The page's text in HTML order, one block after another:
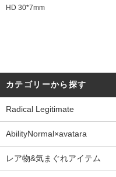
HD 30*7mm
カテゴリーから探す
Radical Legitimate
AbilityNormal×avatara
レア物&気まぐれアイテム